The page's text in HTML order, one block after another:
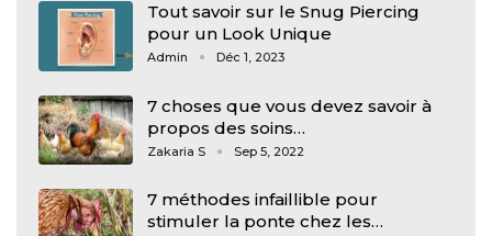
Tout savoir sur le Snug Piercing
pour un Look Unique
Admin Déc 1, 2023
7 choses que vous devez savoir à
propos des soins…
Zakaria S Sep 5, 2022
7 méthodes infaillible pour
stimuler la ponte chez les…